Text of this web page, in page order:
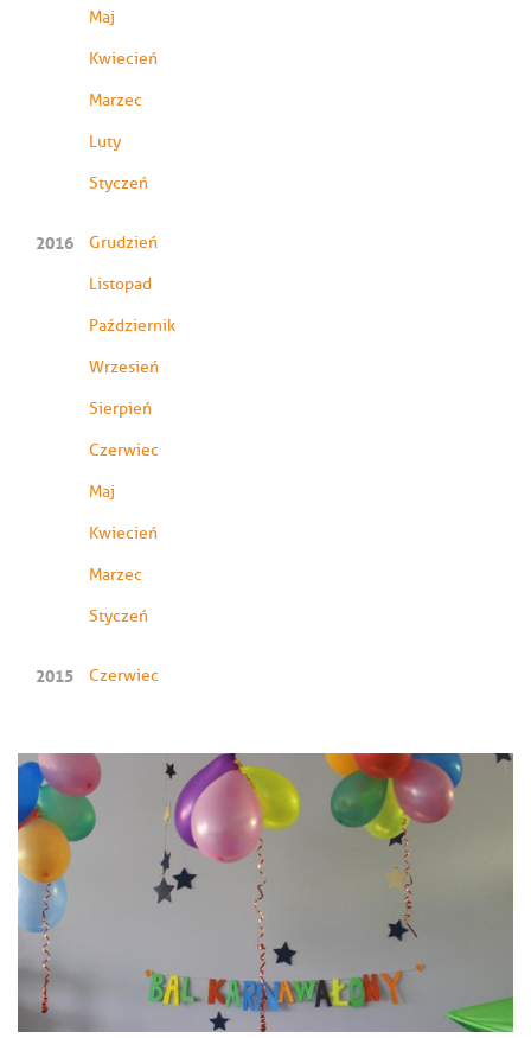
Maj
Kwiecień
Marzec
Luty
Styczeń
2016 Grudzień
Listopad
Październik
Wrzesień
Sierpień
Czerwiec
Maj
Kwiecień
Marzec
Styczeń
2015 Czerwiec